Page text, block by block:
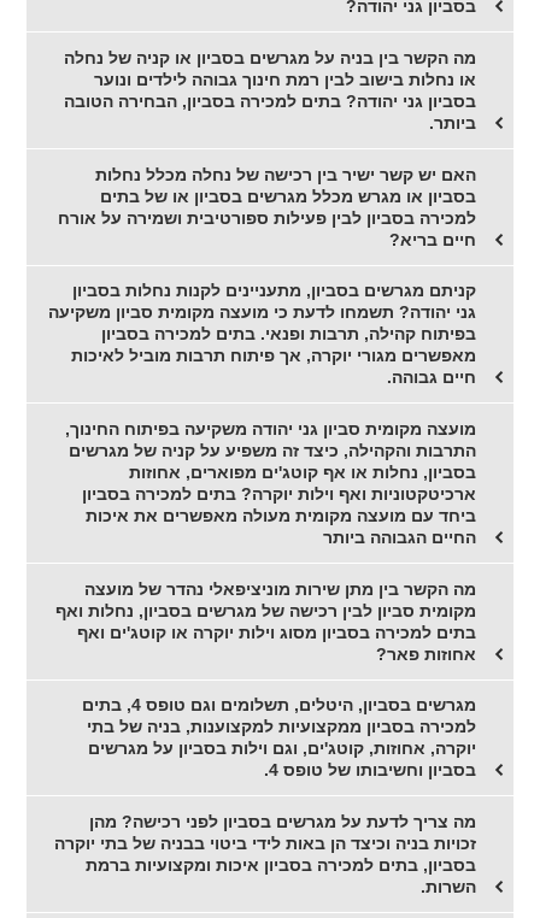
בסביון גני יהודה?
מה הקשר בין בניה על מגרשים בסביון או קניה של נחלה
או נחלות בישוב לבין רמת חינוך גבוהה לילדים ונוער
בסביון גני יהודה? בתים למכירה בסביון, הבחירה הטובה
ביותר.
האם יש קשר ישיר בין רכישה של נחלה מכלל נחלות
בסביון או מגרש מכלל מגרשים בסביון או של בתים
למכירה בסביון לבין פעילות ספורטיבית ושמירה על אורח
חיים בריא?
קניתם מגרשים בסביון, מתעניינים לקנות נחלות בסביון
גני יהודה? תשמחו לדעת כי מועצה מקומית סביון משקיעה
בפיתוח קהילה, תרבות ופנאי. בתים למכירה בסביון
מאפשרים מגורי יוקרה, אך פיתוח תרבות מוביל לאיכות
חיים גבוהה.
מועצה מקומית סביון גני יהודה משקיעה בפיתוח החינוך,
התרבות והקהילה, כיצד זה משפיע על קניה של מגרשים
בסביון, נחלות או אף קוטג'ים מפוארים, אחוזות
ארכיטקטוניות ואף וילות יוקרה? בתים למכירה בסביון
ביחד עם מועצה מקומית מעולה מאפשרים את איכות
החיים הגבוהה ביותר
מה הקשר בין מתן שירות מוניציפאלי נהדר של מועצה
מקומית סביון לבין רכישה של מגרשים בסביון, נחלות ואף
בתים למכירה בסביון מסוג וילות יוקרה או קוטג'ים ואף
אחוזות פאר?
מגרשים בסביון, היטלים, תשלומים וגם טופס 4, בתים
למכירה בסביון ממקצועיות למקצוענות, בניה של בתי
יוקרה, אחוזות, קוטג'ים, וגם וילות בסביון על מגרשים
בסביון וחשיבותו של טופס 4.
מה צריך לדעת על מגרשים בסביון לפני רכישה? מהן
זכויות בניה וכיצד הן באות לידי ביטוי בבניה של בתי יוקרה
בסביון, בתים למכירה בסביון איכות ומקצועיות ברמת
השרות.